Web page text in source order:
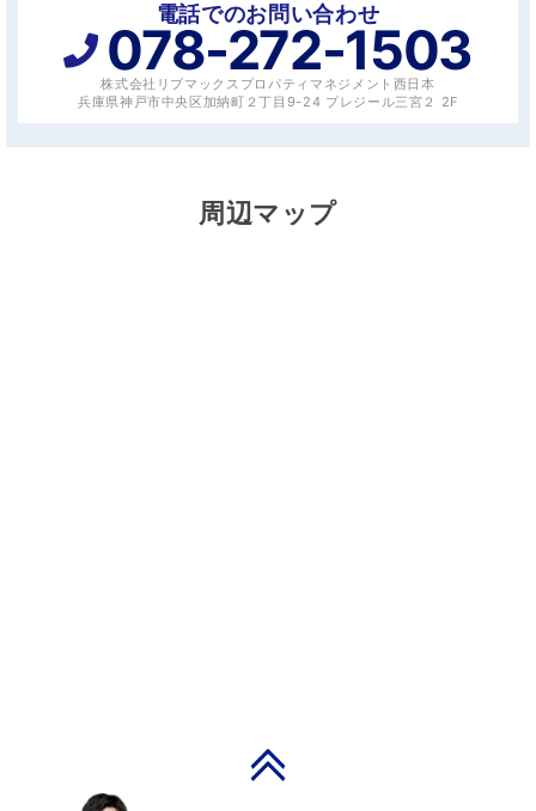
電話でのお問い合わせ
078-272-1503
株式会社リブマックスプロパティマネジメント西日本
兵庫県神戸市中央区加納町２丁目9-24 プレジール三宮２ 2F
周辺マップ